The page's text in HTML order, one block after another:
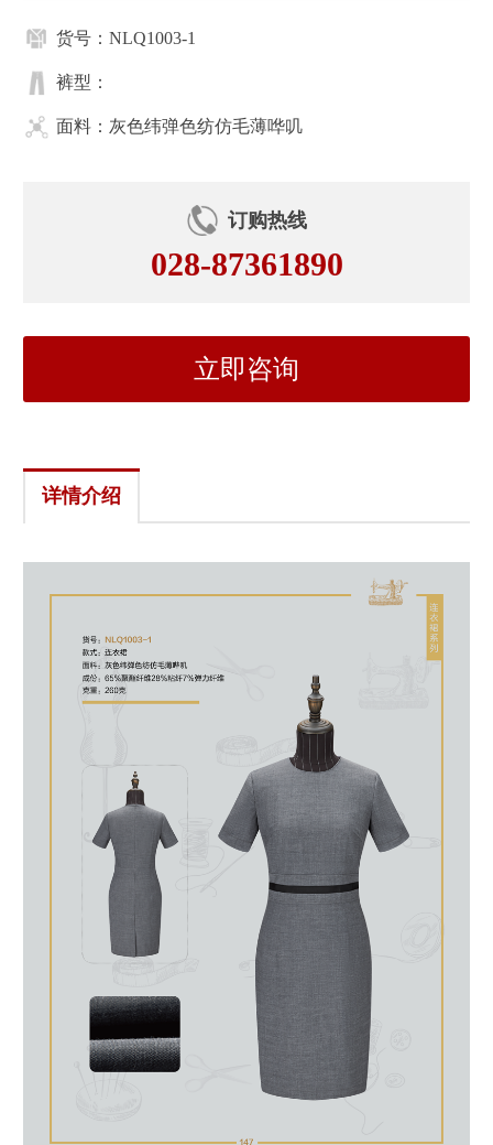
货号：NLQ1003-1
裤型：
面料：灰色纬弹色纺仿毛薄哗叽
订购热线
028-87361890
立即咨询
详情介绍